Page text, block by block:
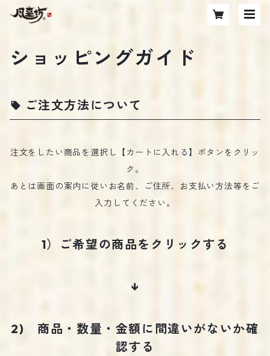
ショッピングガイド
ご注文方法について
注文をしたい商品を選択し【カートに入れる】ボタンをクリッ
ク。
あとは画面の案内に従いお名前、ご住所、お支払い方法等をご
入力してください。
1）ご希望の商品をクリックする
↓
2) 商品・数量・金額に間違いがないか確
認する